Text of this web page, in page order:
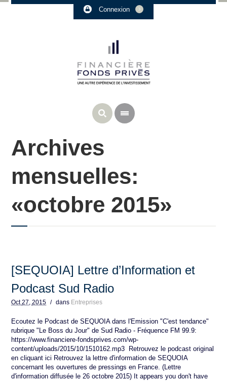
Connexion
Archives
mensuelles:
«octobre 2015»
[SEQUOIA] Lettre d’Information et
Podcast Sud Radio
Oct27,2015 / dans Entreprises
Ecoutez le Podcast de SEQUOIA dans l'Emission "C'est tendance"
rubrique "Le Boss du Jour" de Sud Radio - Fréquence FM 99.9:
https://www.financiere-fondsprives.com/wp-
content/uploads/2015/10/1510162.mp3 Retrouvez le podcast original
en cliquant ici Retrouvez la lettre d'information de SEQUOIA
concernant les ouvertures de pressings en France. (Lettre
d'information diffusée le 26 octobre 2015) It appears you don't have